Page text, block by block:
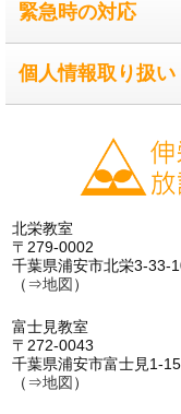
緊急時の対応
個人情報取り扱い
北栄教室
〒279-0002
千葉県浦安市北栄3-33-
（⇒地図 ）
富士見教室
〒272-0043
千葉県浦安市富士見1-
（⇒地図 ）